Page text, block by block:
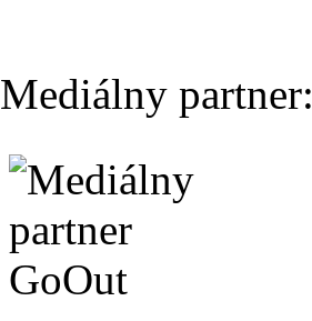
Mediálny partner: